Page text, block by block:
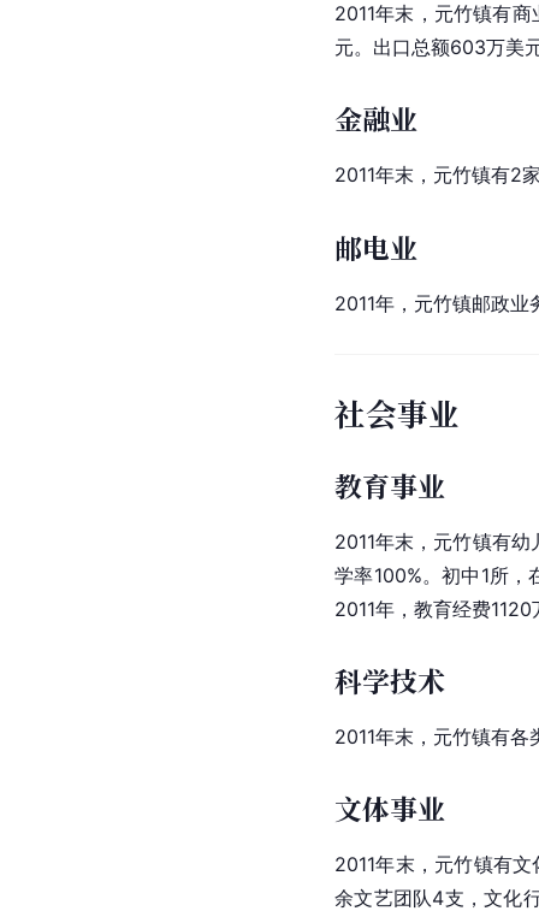
2011年末，元竹镇有
元。出口总额603万美
金融业
2011年末，元竹镇有2
邮电业
2011年，元竹镇邮政
社会事业
教育事业
2011年末，元竹镇有
学率100%。初中1所
2011年，教育经费
科学技术
2011年末，元竹镇有
文体事业
2011年末，元竹镇有
余文艺团队4支，文化